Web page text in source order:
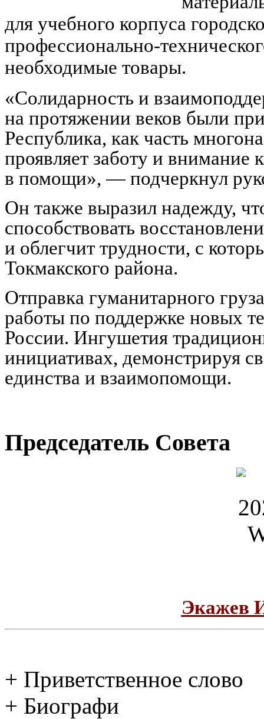
для учебного корпуса
профессионально-
необходимые товары.
«Солидарность и
на протяжении веков были
Республика, как часть
проявляет заботу и
в помощи», — подчеркнул
Он также выразил надежду,
способствовать
и облегчит трудности, с
Токмакского района.
Отправка гуманитарного
работы по поддержке новых
России. Ингушетия
инициативах, демонстрируя
единства и взаимопомощи.
Председатель Совета
Экажев
+ Приветственное слово
+ Биографи